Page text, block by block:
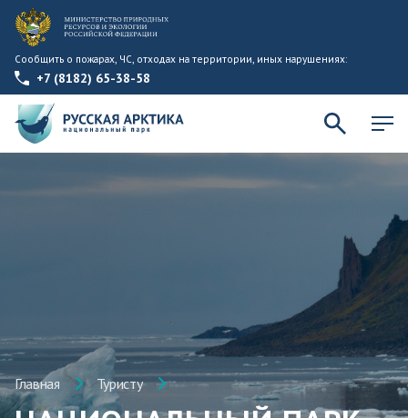
Сообщить о пожарах, ЧС, отходах на территории, иных нарушениях:
+7 (8182) 65-38-58
Главная Туристу